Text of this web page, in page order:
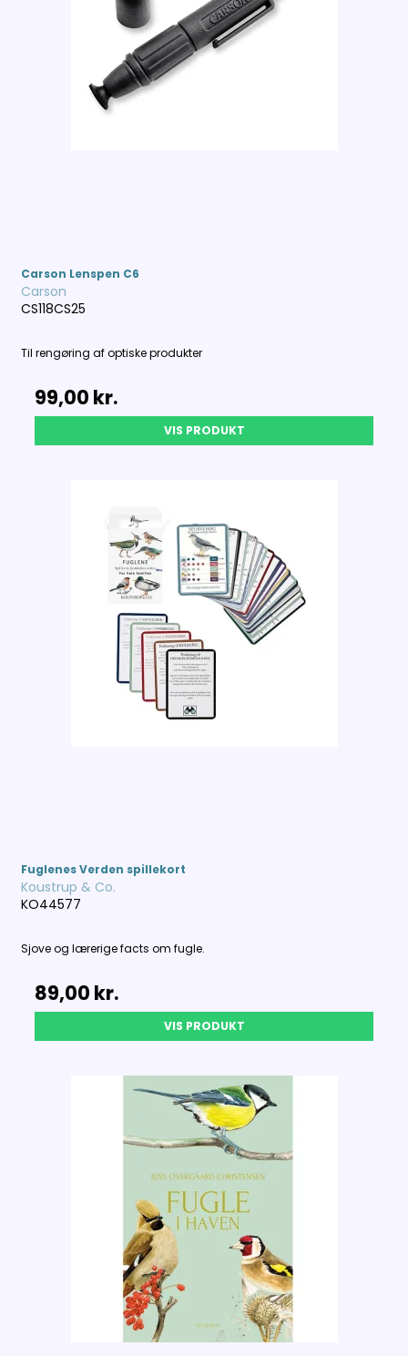
Carson Lenspen C6
Carson
CS118CS25
Til rengøring af optiske produkter
99,00 kr.
VIS PRODUKT
Fuglenes Verden spillekort
Koustrup & Co.
KO44577
Sjove og lærerige facts om fugle.
89,00 kr.
VIS PRODUKT